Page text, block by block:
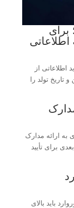
برای
اطلاعاتی از
تاریخ تولد را
به ارائه مدارک
برای تأیید
باید بالای